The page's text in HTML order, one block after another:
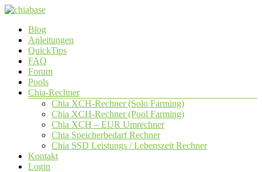
Zum
springen
chiabase
CHIA
Info-
Community
Seite
Menü
Blog
Anleitungen
QuickTips
FAQ
Forum
Pools
Chia-Rechner
Chia XCH-Rechner (Solo Farming)
Chia XCH-Rechner (Pool Farming)
Chia XCH – EUR Umrechner
Chia Speicherbedarf Rechner
Chia SSD Leistungs / Lebenszeit Rechner
Kontakt
Login